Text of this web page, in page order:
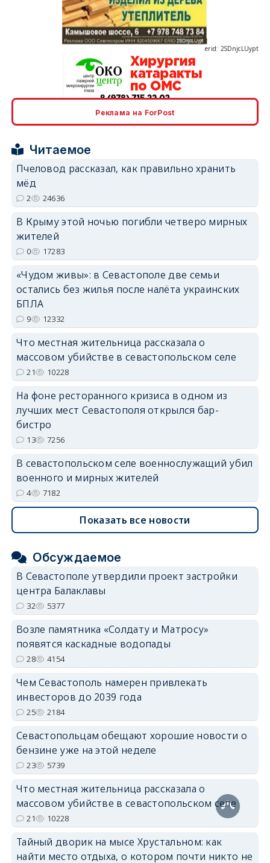
Реклама на ForPost
Читаемое
Пчеловод рассказал, как правильно хранить
мёд
2 24636
В Крыму этой ночью погибли четверо мирных
жителей
0 17283
«Чудом живы»: в Севастополе две семьи
остались без жилья после налёта украинских
БПЛА
9 12332
Что местная жительница рассказала о
массовом убийстве в севастопольском селе
21 10228
На фоне ресторанного кризиса в одном из
лучших мест Севастополя открылся бар-
бистро
13 7256
В севастопольском селе военнослужащий убил
военного и мирных жителей
4 7182
Показать все новости
Обсуждаемое
В Севастополе утвердили проект застройки
центра Балаклавы
32 5377
Возле памятника «Солдату и Матросу»
появятся каскадные водопады
28 4154
Чем Севастополь намерен привлекать
инвесторов до 2039 года
25 2184
Севастопольцам обещают хорошие новости о
бензине уже на этой неделе
23 5739
Что местная жительница рассказала о
массовом убийстве в севастопольском селе
21 10228
Тайный дворик на мысе Хрустальном: как
найти место отдыха, о котором почти никто не